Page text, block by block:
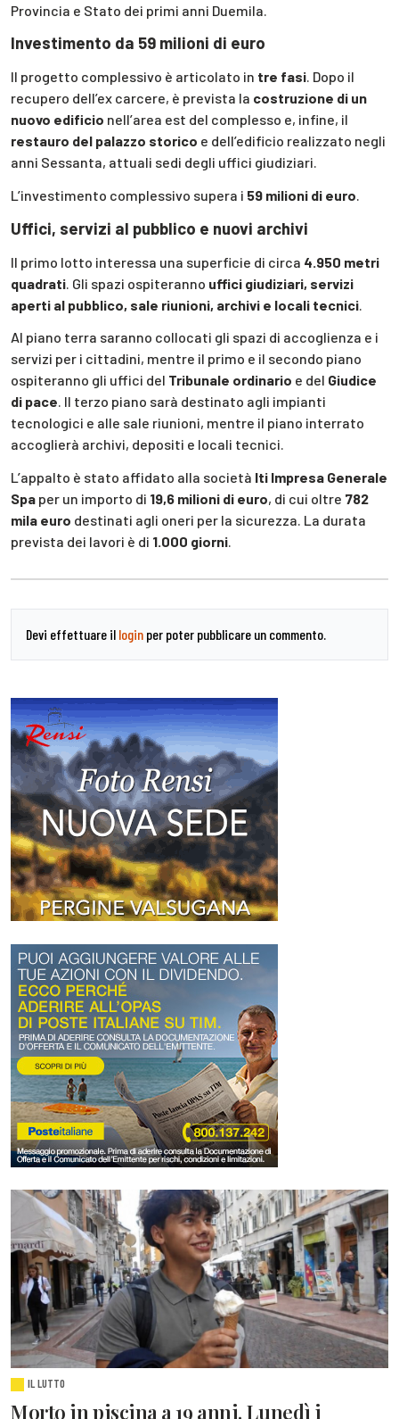
Provincia e Stato dei primi anni Duemila.
Investimento da 59 milioni di euro
Il progetto complessivo è articolato in tre fasi. Dopo il
recupero dell’ex carcere, è prevista la costruzione di un
nuovo edificio nell’area est del complesso e, infine, il
restauro del palazzo storico e dell’edificio realizzato negli
anni Sessanta, attuali sedi degli uffici giudiziari.
L’investimento complessivo supera i 59 milioni di euro.
Uffici, servizi al pubblico e nuovi archivi
Il primo lotto interessa una superficie di circa 4.950 metri
quadrati . Gli spazi ospiteranno uffici giudiziari, servizi
aperti al pubblico, sale riunioni, archivi e locali tecnici
Al piano terra saranno collocati gli spazi di accoglienza e i
servizi per i cittadini, mentre il primo e il secondo piano
ospiteranno gli uffici del Tribunale ordinario e del Giudice
di pace. Il terzo piano sarà destinato agli impianti
tecnologici e alle sale riunioni, mentre il piano interrato
accoglierà archivi, depositi e locali tecnici.
L’appalto è stato affidato alla società Iti Impresa Generale
Spa per un importo di 19,6 milioni di euro, di cui oltre 782
mila euro destinati agli oneri per la sicurezza. La durata
prevista dei lavori è di 1.000 giorni.
Devi effettuare il login per poter pubblicare un commento.
IL LUTTO
Morto in piscina a 19 anni. Lunedì i